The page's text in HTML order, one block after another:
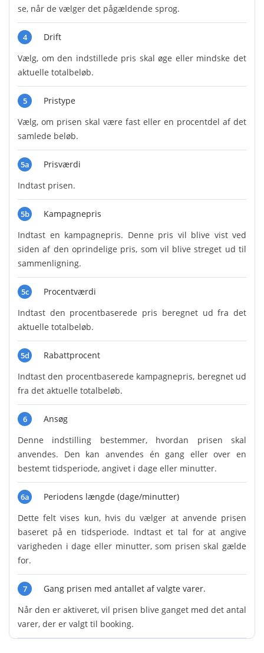
se, når de vælger det pågældende sprog.
4
Drift
Vælg, om den indstillede pris skal øge eller mindske det
aktuelle totalbeløb.
5
Pristype
Vælg, om prisen skal være fast eller en procentdel af det
samlede beløb.
5a
Prisværdi
Indtast prisen.
5b
Kampagnepris
Indtast en kampagnepris. Denne pris vil blive vist ved
siden af den oprindelige pris, som vil blive streget ud til
sammenligning.
5c
Procentværdi
Indtast den procentbaserede pris beregnet ud fra det
aktuelle totalbeløb.
5d
Rabattprocent
Indtast den procentbaserede kampagnepris, beregnet ud
fra det aktuelle totalbeløb.
6
Ansøg
Denne indstilling bestemmer, hvordan prisen skal
anvendes. Den kan anvendes én gang eller over en
bestemt tidsperiode, angivet i dage eller minutter.
6a
Periodens længde (dage/minutter)
Dette felt vises kun, hvis du vælger at anvende prisen
baseret på en tidsperiode. Indtast et tal for at angive
varigheden i dage eller minutter, som prisen skal gælde
for.
7
Gang prisen med antallet af valgte varer.
Når den er aktiveret, vil prisen blive ganget med det antal
varer, der er valgt til booking.